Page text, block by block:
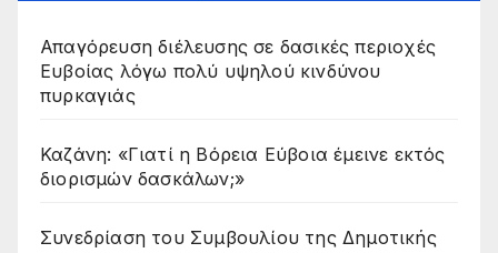
Απαγόρευση διέλευσης σε δασικές περιοχές
Ευβοίας λόγω πολύ υψηλού κινδύνου
πυρκαγιάς
Καζάνη: «Γιατί η Βόρεια Εύβοια έμεινε εκτός
διορισμών δασκάλων;»
Συνεδρίαση του Συμβουλίου της Δημοτικής